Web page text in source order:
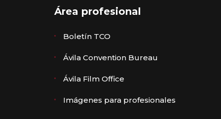
Área profesional
Boletín TCO
Ávila Convention Bureau
Ávila Film Office
Imágenes para profesionales